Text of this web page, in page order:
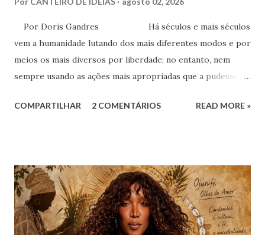
Por Doris Gandres Há séculos e mais séculos
vem a humanidade lutando dos mais diferentes modos e por
meios os mais diversos por liberdade; no entanto, nem
sempre usando as ações mais apropriadas que a pudessem
aspecto material, terreno... Mesmo civilizações,
onde vige pressão, opressão, cerceamento, coação e
censura. E não podemos falar apenas do ponto de vista
geral, social, de cidadania, de direitos humanos etc, mas
também de segmentos religiosos e, nesse campo,
COMPARTILHAR 2 COMENTÁRIOS READ MORE »